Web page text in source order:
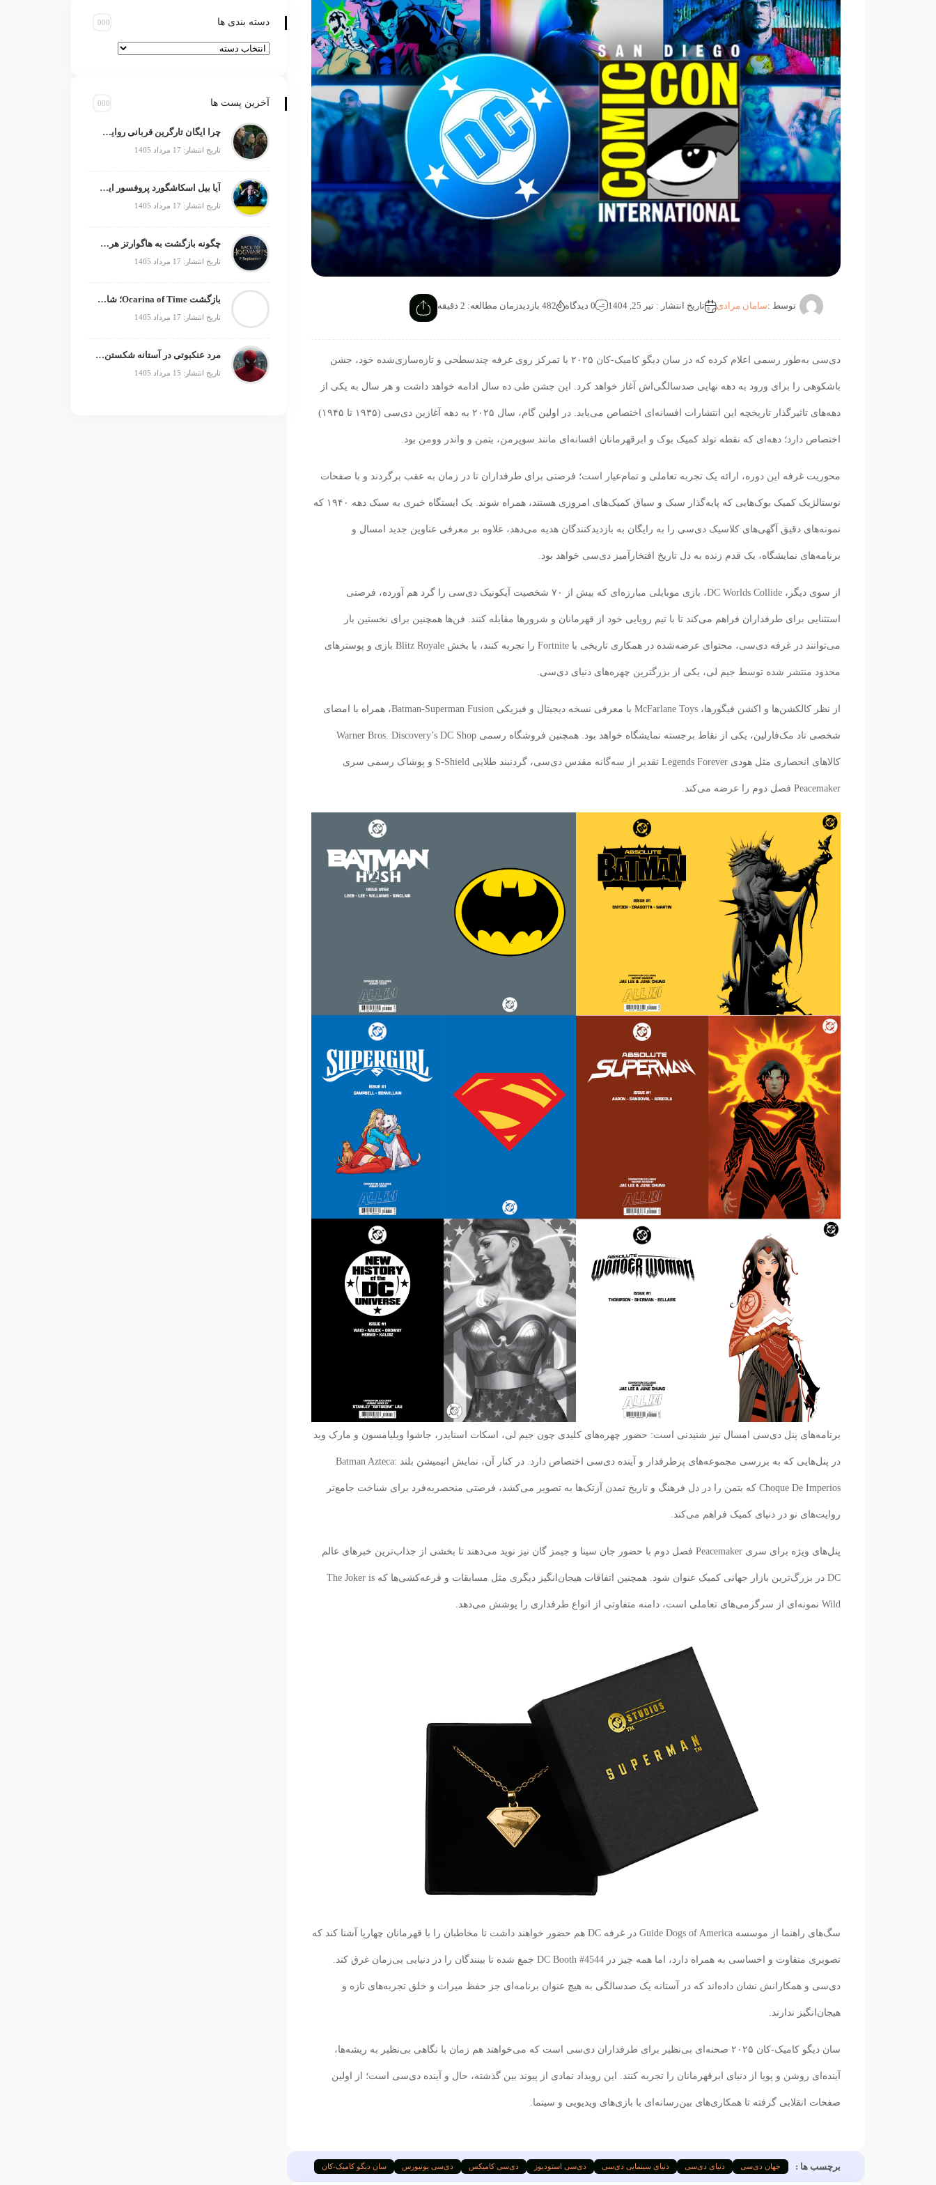
توسط :سامان مرادی تاریخ انتشار : تیر 25, 1404 0 دیدگاه 482 بازدید زمان مطالعه: 2 دقیقه
دی‌سی به‌طور رسمی اعلام کرده که در سان دیگو کامیک-کان ۲۰۲۵ با تمرکز روی غرفه چندسطحی و تازه‌سازی‌شده خود، جشن
باشکوهی را برای ورود به دهه نهایی صدسالگی‌اش آغاز خواهد کرد. این جشن طی ده سال ادامه خواهد داشت و هر سال به یکی از
دهه‌های تاثیرگذار تاریخچه این انتشارات افسانه‌ای اختصاص می‌یابد. در اولین گام، سال ۲۰۲۵ به دهه آغازین دی‌سی (۱۹۳۵ تا ۱۹۴۵)
اختصاص دارد؛ دهه‌ای که نقطه تولد کمیک بوک و ابرقهرمانان افسانه‌ای مانند سوپرمن، بتمن و واندر وومن بود.
محوریت غرفه این دوره، ارائه یک تجربه تعاملی و تمام‌عیار است؛ فرصتی برای طرفداران تا در زمان به عقب برگردند و با صفحات
نوستالژیک کمیک بوک‌هایی که پایه‌گذار سبک و سیاق کمیک‌های امروزی هستند، همراه شوند. یک ایستگاه خبری به سبک دهه ۱۹۴۰ که
نمونه‌های دقیق آگهی‌های کلاسیک دی‌سی را به رایگان به بازدیدکنندگان هدیه می‌دهد، علاوه بر معرفی عناوین جدید امسال و
برنامه‌های نمایشگاه، یک قدم زنده به دل تاریخ افتخارآمیز دی‌سی خواهد بود.
از سوی دیگر، DC Worlds Collide، بازی موبایلی مبارزه‌ای که بیش از ۷۰ شخصیت آیکونیک دی‌سی را گرد هم آورده، فرصتی
استثنایی برای طرفداران فراهم می‌کند تا با تیم رویایی خود از قهرمانان و شرورها مقابله کنند. فن‌ها همچنین برای نخستین بار
می‌توانند در غرفه دی‌سی، محتوای عرضه‌شده در همکاری تاریخی با Fortnite را تجربه کنند، با بخش Blitz Royale بازی و پوسترهای
محدود منتشر شده توسط جیم لی، یکی از بزرگترین چهره‌های دنیای دی‌سی.
از نظر کالکشن‌ها و اکشن فیگورها، McFarlane Toys با معرفی نسخه دیجیتال و فیزیکی Batman-Superman Fusion، همراه با امضای
شخصی تاد مک‌فارلین، یکی از نقاط برجسته نمایشگاه خواهد بود. همچنین فروشگاه رسمی Warner Bros. Discovery’s DC Shop
کالاهای انحصاری مثل هودی Legends Forever تقدیر از سه‌گانه مقدس دی‌سی، گردنبند طلایی S-Shield و پوشاک رسمی سری
Peacemaker فصل دوم را عرضه می‌کند.
برنامه‌های پنل دی‌سی امسال نیز شنیدنی است: حضور چهره‌های کلیدی چون جیم لی، اسکات اسنایدر، جاشوا ویلیامسون و مارک وید
در پنل‌هایی که به بررسی مجموعه‌های پرطرفدار و آینده دی‌سی اختصاص دارد. در کنار آن، نمایش انیمیشن بلند Batman Azteca:
Choque De Imperios که بتمن را در دل فرهنگ و تاریخ تمدن آزتک‌ها به تصویر می‌کشد، فرصتی منحصربه‌فرد برای شناخت جامع‌تر
روایت‌های نو در دنیای کمیک فراهم می‌کند.
پنل‌های ویژه برای سری Peacemaker فصل دوم با حضور جان سینا و جیمز گان نیز نوید می‌دهند تا بخشی از جذاب‌ترین خبرهای عالم
DC در بزرگ‌ترین بازار جهانی کمیک عنوان شود. همچنین اتفاقات هیجان‌انگیز دیگری مثل مسابقات و قرعه‌کشی‌ها که The Joker is
Wild نمونه‌ای از سرگرمی‌های تعاملی است، دامنه متفاوتی از انواع طرفداری را پوشش می‌دهد.
سگ‌های راهنما از موسسه Guide Dogs of America در غرفه DC هم حضور خواهند داشت تا مخاطبان را با قهرمانان چهارپا آشنا کند که
تصویری متفاوت و احساسی به همراه دارد، اما همه چیز در DC Booth #4544 جمع شده تا بینندگان را در دنیایی بی‌زمان غرق کند.
دی‌سی و همکارانش نشان داده‌اند که در آستانه یک صدسالگی به هیچ عنوان برنامه‌ای جز حفظ میراث و خلق تجربه‌های تازه و
هیجان‌انگیز ندارند.
سان دیگو کامیک-کان ۲۰۲۵ صحنه‌ای بی‌نظیر برای طرفداران دی‌سی است که می‌خواهند هم زمان با نگاهی بی‌نظیر به ریشه‌ها،
آینده‌ای روشن و پویا از دنیای ابرقهرمانان را تجربه کنند. این رویداد نمادی از پیوند بین گذشته، حال و آینده دی‌سی است؛ از اولین
صفحات انقلابی گرفته تا همکاری‌های بین‌رسانه‌ای با بازی‌های ویدیویی و سینما.
برچسب ها : جهان دی‌سی دنیای دی‌سی دنیای سینمایی دی‌سی دی‌سی استودیوز دی‌سی کامیکس دی‌سی یونیورس سان دیگو کامیک-کان
دسته بندی ها
آخرین پست ها
چرا ایگان تارگرین قربانی روایت سریال خاندان اژدها شد؟
تاریخ انتشار: 17 مرداد 1405
آیا بیل اسکاشگورد پروفسور ایکس بعدی است؟
تاریخ انتشار: 17 مرداد 1405
چگونه بازگشت به هاگوارتز هری پاتر را زنده نگه داشت؟
تاریخ انتشار: 17 مرداد 1405
بازگشت Ocarina of Time؛ شاهکار زلدا دوباره متولد می‌شود
تاریخ انتشار: 17 مرداد 1405
مرد عنکبوتی در آستانه شکستن رکورد جنگ ستارگان
تاریخ انتشار: 15 مرداد 1405